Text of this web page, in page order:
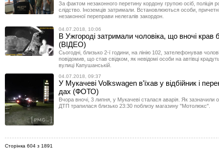
За фактом незаконного перетину кордону групою осіб, поліція
слідство. Іноземців затримали. Встановлюються особи, причетні
незаконної переправи нелегалів закордон.
04.07.2018, 10:06
В Ужгороді затримали чоловіка, що вночі крав
(ВІДЕО)
Сьогодні, близько 2-ї години, на лінію 102, зателефонував
повідомив, що став свідком, як невідомі особи на автівці
вулиці Капушанській.
04.07.2018, 09:37
У Мукачеві Volkswagen в'їхав у відбійник і
дах (ФОТО)
Вчора вночі, 3 липня, у Мукачеві сталася аварія. Як зазначили
ДТП трапилася близько 23:30 поблизу магазину "Мотолюкс".
Сторінка 604 з 1891